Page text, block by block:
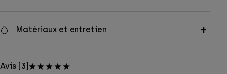
Matériaux et entretien
Avis [3]